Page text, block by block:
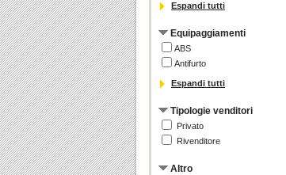
Espandi tutti
Equipaggiamenti
ABS
Antifurto
Espandi tutti
Tipologie venditori
Privato
Rivenditore
Altro